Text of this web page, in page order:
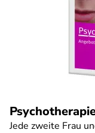
Jede zweite Frau